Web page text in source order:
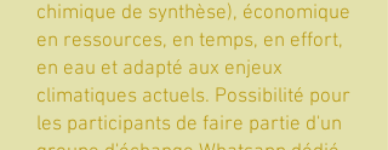
chimique de synthèse), économique
en ressources, en temps, en effort,
en eau et adapté aux enjeux
climatiques actuels. Possibilité pour
les participants de faire partie d'un